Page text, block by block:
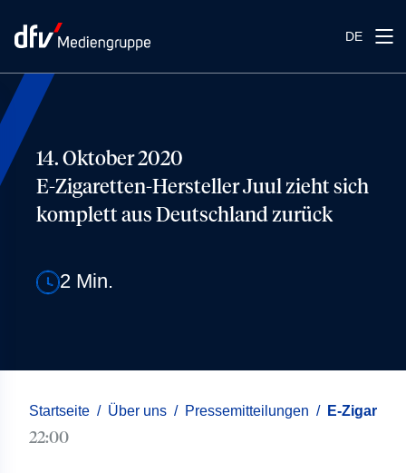
DE
14. Oktober 2020
E-Zigaretten-Hersteller Juul zieht sich
komplett aus Deutschland zurück
2 Min.
Startseite / Über uns / Pressemitteilungen / E-
22:00